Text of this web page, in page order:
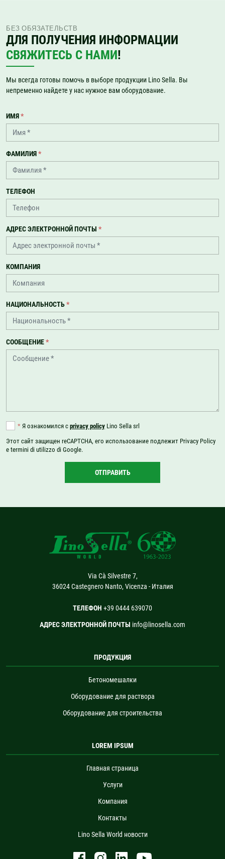
БЕЗ ОБЯЗАТЕЛЬСТВ
ДЛЯ ПОЛУЧЕНИЯ ИНФОРМАЦИИ
СВЯЖИТЕСЬ С НАМИ!
Мы всегда готовы помочь в выборе продукции Lino Sella. Вы
непременно найдете у нас нужное вам оборудование.
ИМЯ*
ФАМИЛИЯ*
ТЕЛЕФОН
АДРЕС ЭЛЕКТРОННОЙ ПОЧТЫ *
КОМПАНИЯ
НАЦИОНАЛЬНОСТЬ*
СООБЩЕНИЕ*
* Я ознакомился с privacy policy Lino Sella srl
Этот сайт защищен reCAPTCHA, его использование подлежит Privacy Policy
e termini di utilizzo di Google.
ОТПРАВИТЬ
Via Cà Silvestre 7,
36024 Castegnero Nanto, Vicenza - Италия
ТЕЛЕФОН +39 0444 639070
АДРЕС ЭЛЕКТРОННОЙ ПОЧТЫ info@linosella.com
ПРОДУКЦИЯ
Бетономешалки
Оборудование для раствора
Оборудование для строительства
LOREM IPSUM
Главная страница
Услуги
Компания
Контакты
Lino Sella World новости